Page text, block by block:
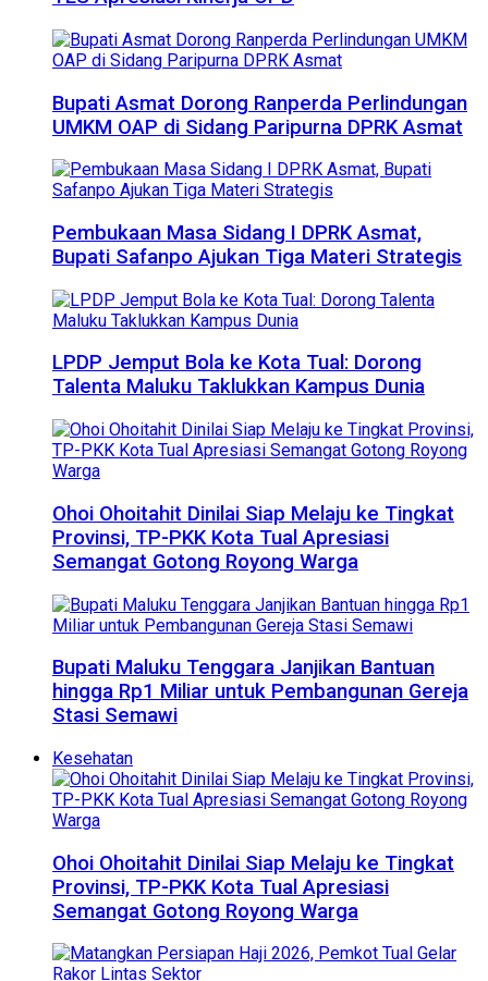
Bupati Asmat Dorong Ranperda Perlindungan
UMKM OAP di Sidang Paripurna DPRK Asmat
Pembukaan Masa Sidang I DPRK Asmat,
Bupati Safanpo Ajukan Tiga Materi Strategis
LPDP Jemput Bola ke Kota Tual: Dorong
Talenta Maluku Taklukkan Kampus Dunia
Ohoi Ohoitahit Dinilai Siap Melaju ke Tingkat
Provinsi, TP-PKK Kota Tual Apresiasi
Semangat Gotong Royong Warga
Bupati Maluku Tenggara Janjikan Bantuan
hingga Rp1 Miliar untuk Pembangunan Gereja
Stasi Semawi
Kesehatan
Ohoi Ohoitahit Dinilai Siap Melaju ke Tingkat
Provinsi, TP-PKK Kota Tual Apresiasi
Semangat Gotong Royong Warga